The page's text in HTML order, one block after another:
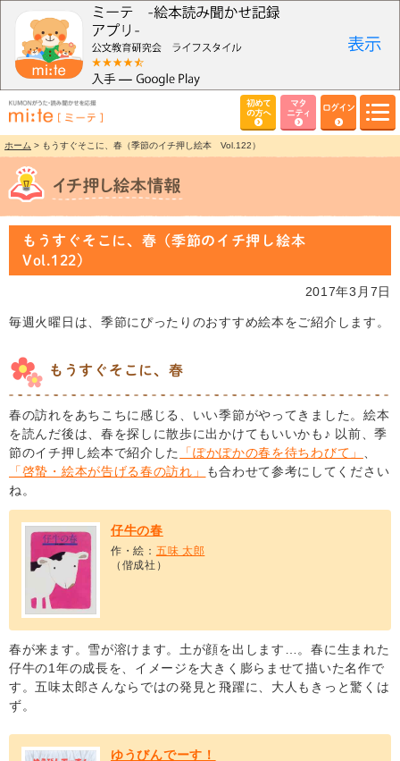
初めて
の方へ
マタ
ニティ
ログイン
ホーム > もうすぐそこに、春（季節のイチ押し絵本 Vol.122）
もうすぐそこに、春（季節のイチ押し絵本
Vol.122）
2017年3月7日
毎週火曜日は、季節にぴったりのおすすめ絵本をご紹介します。
もうすぐそこに、春
春の訪れをあちこちに感じる、いい季節がやってきました。絵本
を読んだ後は、春を探しに散歩に出かけてもいいかも♪ 以前、季
節のイチ押し絵本で紹介した
「ぽかぽかの春を待ちわびて」
「啓蟄・絵本が告げる春の訪れ」
も合わせて参考にしてください
ね。
仔牛の春
作・絵： 五味 太郎
（偕成社）
春が来ます。雪が溶けます。土が顔を出します…。春に生まれた
仔牛の1年の成長を、イメージを大きく膨らませて描いた名作で
す。五味太郎さんならではの発見と飛躍に、大人もきっと驚くは
ず。
ゆうびんでーす！